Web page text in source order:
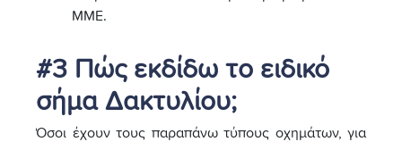
ΜΜΕ.
#3 Πώς εκδίδω το ειδικό
σήμα Δακτυλίου;
Όσοι έχουν τους παραπάνω τύπους οχημάτων, για